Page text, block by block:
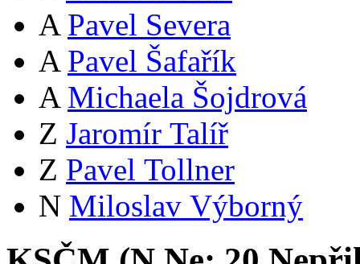
A Pavel Severa
A Pavel Šafařík
A Michaela Šojdrová
Z Jaromír Talíř
Z Pavel Tollner
N Miloslav Výborný